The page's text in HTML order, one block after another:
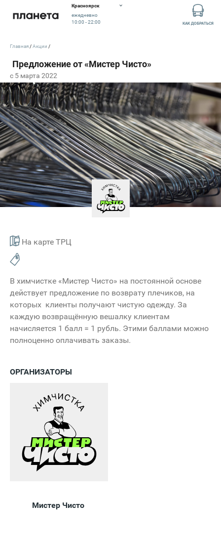
Красноярск
ежедневно
10:00 - 22:00
КАК ДОБРАТЬСЯ
c 5 марта 2022
На карте ТРЦ
Главная Акции
В химчистке «Мистер Чисто» на постоянной основе
действует предложение по возврату плечиков, на
которых клиенты получают чистую одежду. За
каждую возвращённую вешалку клиентам
начисляется 1 балл = 1 рубль. Этими баллами можно
полноценно оплачивать заказы.
ОРГАНИЗАТОРЫ
Мистер Чисто